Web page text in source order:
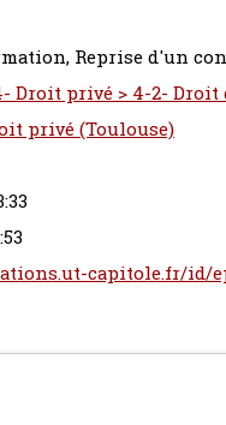
Reprise d'un
Droit privé > 4-2-
privé (Toulouse)
capitole.fr/id/